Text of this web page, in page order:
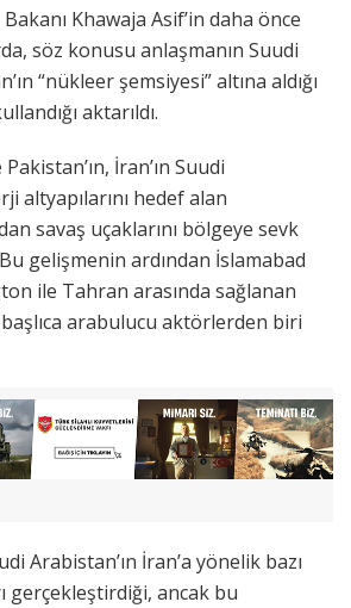
Khawaja Asif’in daha önce
söz konusu anlaşmanın Suudi
“nükleer şemsiyesi” altına aldığı
aktarıldı.
İran’ın Suudi
altyapılarını hedef alan
savaş uçaklarını bölgeye sevk
gelişmenin ardından İslamabad
ile Tahran arasında sağlanan
arabulucu aktörlerden biri
Arabistan’ın İran’a yönelik bazı
gerçekleştirdiği, ancak bu